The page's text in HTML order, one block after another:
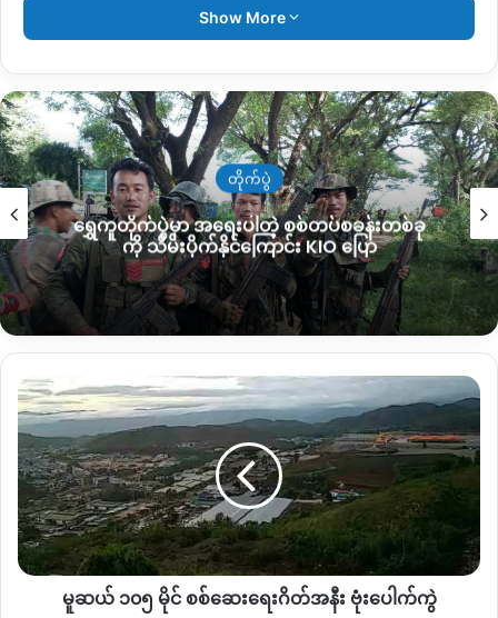
အဆိုပါ မိုင်းခွဲတိုက်ခိုက်ခံရသည့်အဖွဲ့မှာ ပြီးခဲ့သောရက်ပိုင်းက တ
ကောက်နှင့် ကောင်ရာ စသော ကျေးရွာ လီဒိုလမ်းမကြီးတစ်လျှောက်
ပေါ်တွင် လုံခြုံရေးယူပေးခဲ့သော အဖွဲ့ဖြစ်သည်။ ၎င်းတို့မှာ စစ်ယာဉ်
တန်းကို လုံခြုံရေးယူပေးပြီးနောက် ယနေ့ နံနက်ပိုင်း ၇နာရီခန့်တွင် ရှ
ဒူးဇွပ် ခလရ ၂၉၇ တပ်ရင်းမှ ထွက်လာခဲ့စဉ် မိုင်းခွဲ တိုက်ခိုက်ခံရ
ခြင်းဖြစ်သည်။
သို့သော် အဆိုပါစစ်ကြောင်းမှာ မိုင်းခွဲတိုက်ခိုက်ခံရသော်လည်း
လက်ရှိတွင် နောင်းမီကျေးရွာအတွင်းသို့ ရောက်ရှိနေပြီး လမ်းမကြီး
တစ်လျှောက် သွားလာဖြတ်သန်းသည့် ပြည်သူများကို လမ်းပိတ်ဆို့
ကာ စစ်ဆေးမှုများပြုလုပ်နေကြောင်း သိရသည်။
အဆိုပါ တပ်ဖွဲ့မှာ ဆက်လက်ပြီး မိုးကောင်းအထိ ဆင်းသွားမည့်အဖွဲ့
ဖြစ်ကြောင်း ဒေသခံများ ထံမှ သိရသည်။
အာဏာသိမ်းစစ်တပ်သည် တနိုင်းမြို့သို့ စစ်သုံးရိက္ခာများ
သွားရောက်ပို့ဆောင်နိုင်ရန် လုံခြုံရေးအဖွဲ့အဖြစ် အင်အား ၅၀၀
ခန့်သည် စက်တင်ဘာလ ၂၀ ကျော်ကတည်းက လီဒိုလမ်းပေါ်
အတိုင်း တက်လာခဲ့သည်။ အဆိုပါ လုံခြုံရေးအဖွဲ့၏နောက်တွင်
စက်တင်ဘာ ၂၈ ရက်နေ့ စစ်ရိက္ခာသယ်ကား အစီး ၄၀ နှင့် ၃၀ ရက်
Show More
တိုက်ပွဲ
ရွှေကူတိုက်ပွဲမှာ အရေးပါတဲ့ စစ်တပ်စခန်းတစ်ခု
ကို သိမ်းပိုက်နိုင်ကြောင်း KIO ပြော
မူ
ဆယ်
၁၀၅
မိုင်
စစ်ဆေး
ရေး
ဂိတ်
အနီး
ဗုံး
ပေါက်ကွဲမူဆယ် ၁၀၅ မိုင် စစ်ဆေးရေးဂိတ်အနီး ဗုံးပေါက်ကွဲ